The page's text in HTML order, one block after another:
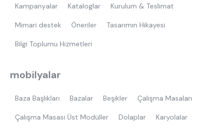
Kampanyalar Kataloglar Kurulum & Teslimat
Mimari destek Öneriler Tasarımın Hikayesi
Bilgi Toplumu Hizmetleri
mobilyalar
Baza Başlıkları Bazalar Beşikler Çalışma Masaları
Çalışma Masası Üst Modüller Dolaplar Karyolalar